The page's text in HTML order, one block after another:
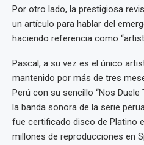
Por otro lado, la prestigiosa
un artículo para hablar del
haciendo referencia como
Pascal, a su vez es el único
mantenido por más de tres
Perú con su sencillo “Nos
la banda sonora de la serie
fue certificado disco de Platino
millones de reproducciones en